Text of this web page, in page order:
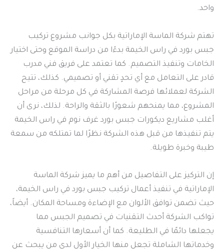
واحد.
تهتم شركة الماسة الإماراتية بكل جوانب مشروع تركيب
جبس بورد في راس الخيمة بدءًا من دراسة الموقع وحتى اختيار
الخامات وتنفيذ التصميم. كما تعتمد على فريق فني مدرب
قادر على التعامل مع أي تحدٍ تقني أو تصميمي. كذلك، تتيح
الشركة لعملائها فرصة المشاركة في كل مرحلة من مراحل
المشروع، مما يمنحهم شعورًا بالثقة والراحة. لذلك، نرى أن
أغلب مشاريع ديكورات جبس بورد غرف نوم في راس الخيمة
يتم تنفيذها من قبل هذه الشركة نظرًا لما تمتلكه من سمعة
طيبة وخبرة طويلة.
إن التركيز على التفاصيل من أهم ما يميز شركة الماسة
الإماراتية في تنفيذ أعمال تركيب جبس بورد في راس الخيمة،
حيث تضمن توافق الألوان مع الإضاءة ومساحة المكان. أيضاً،
تواكب الشركة أحدث التقنيات في تصميم الجبس مما
يجعلها دائمًا في الطليعة. كما أن أسعارها التنافسية
وخدماتها الشاملة تجعل منها الخيار الأول لدى من يبحث عن